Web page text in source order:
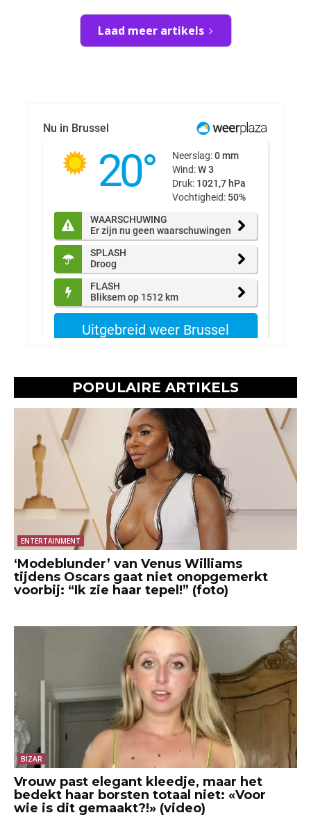
Laad meer artikels
POPULAIRE ARTIKELS
ENTERTAINMENT
‘Modeblunder’ van Venus Williams
tijdens Oscars gaat niet onopgemerkt
voorbij: “Ik zie haar tepel!” (foto)
BIZAR
Vrouw past elegant kleedje, maar het
bedekt haar borsten totaal niet: «Voor
wie is dit gemaakt?!» (video)